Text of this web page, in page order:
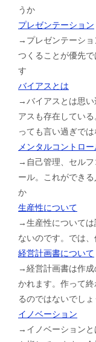
うか
プレゼンテーション
→プレゼンテーショ
つくることが優先
す
バイアスとは
→バイアスとは思い
アスも存在してい
っても言い過ぎでは
メンタルコントロー
→自己管理、セルフ
ール。これができ
か
生産性について
→生産性については
ないのです。では
経営計画書について
→経営計画書は作成
かれます。作って
るのではないでし
イノベーション
→イノベーションと